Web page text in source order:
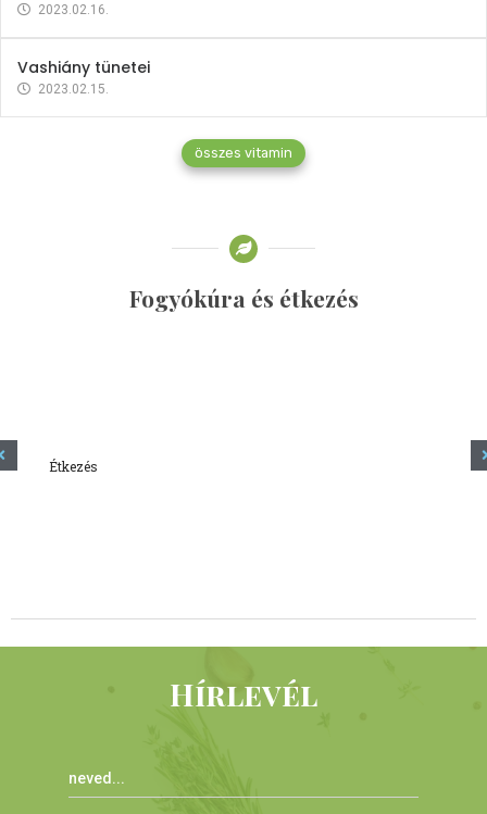
2023.02.16.
Vashiány tünetei
2023.02.15.
összes vitamin
Fogyókúra és étkezés
Étkezés
Hírlevél